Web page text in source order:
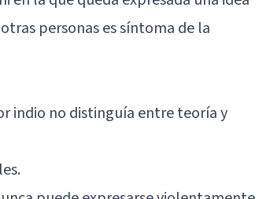
personas es síntoma de la
indio no distinguía entre teoría y